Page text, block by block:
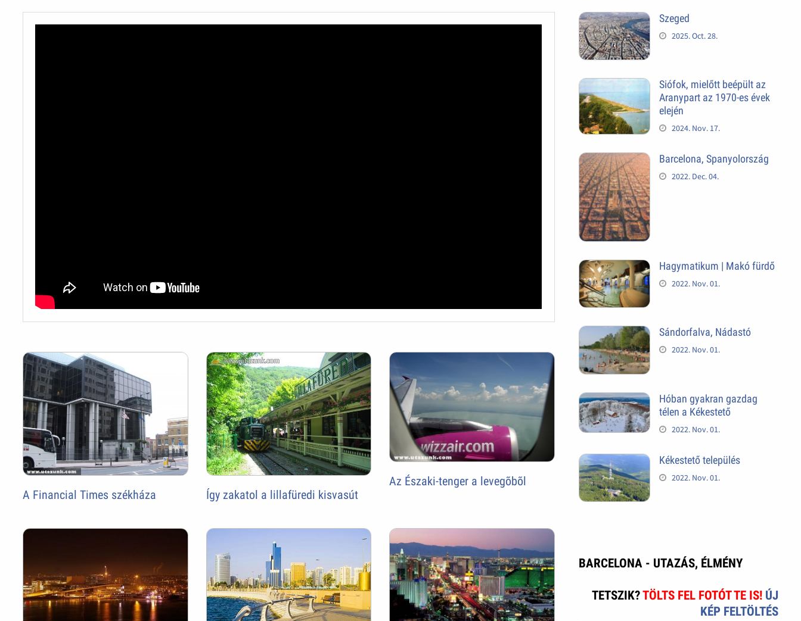
A Financial Times székháza ​Így zakatol a lillafüredi kisvasút
Az Északi-tenger a levegõbõl
Szeged
2025. Oct. 28.
Siófok, mielőtt beépült az
Aranypart az 1970-es évek
elején
2024. Nov. 17.
Barcelona, Spanyolország
2022. Dec. 04.
Hagymatikum | Makó fürdő
2022. Nov. 01.
Sándorfalva, Nádastó
2022. Nov. 01.
Hóban gyakran gazdag
télen a Kékestető
2022. Nov. 01.
Kékestető település
2022. Nov. 01.
BARCELONA - UTAZÁS, ÉLMÉNY
TETSZIK?TÖLTS FEL FOTÓT TE IS! ÚJ
KÉP FELTÖLTÉS